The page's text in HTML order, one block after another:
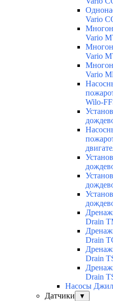
Vario
Vario
Vario
Vario
Wilo-
Drain
Drain
Drain
Drain
Насосы
Датчики
▼